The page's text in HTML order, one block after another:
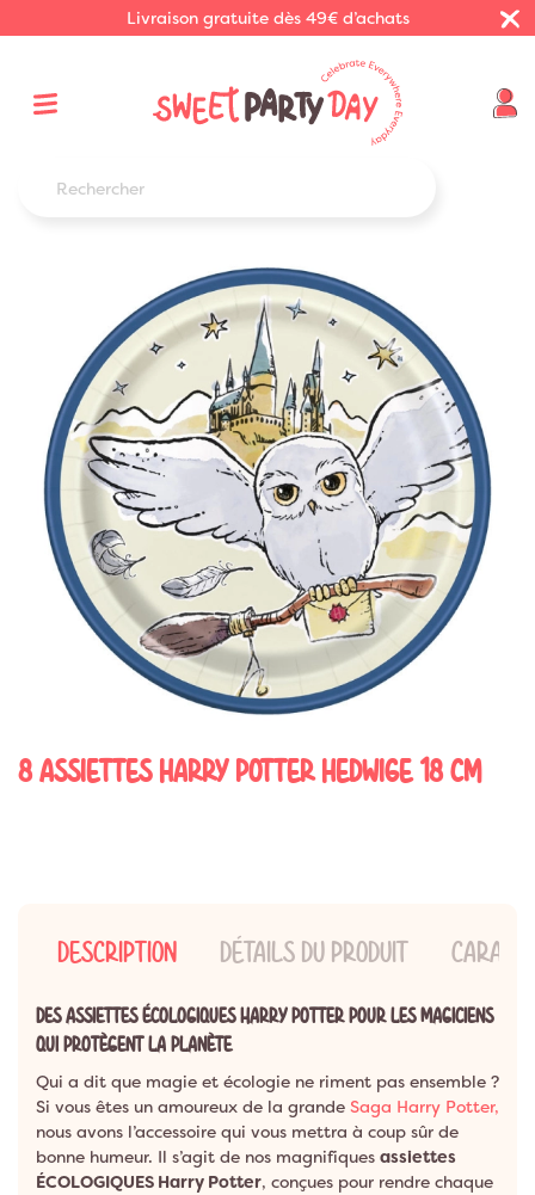
Livraison gratuite dès 49€ d’achats
8 ASSIETTES HARRY POTTER HEDWIGE 18 CM
DESCRIPTION DÉTAILS DU PRODUIT
DES ASSIETTES ÉCOLOGIQUES HARRY POTTER POUR LES MAGICIENS
QUI PROTÈGENT LA PLANÈTE
Qui a dit que magie et écologie ne riment pas ensemble ?
Si vous êtes un amoureux de la grande Saga Harry Potter,
nous avons l’accessoire qui vous mettra à coup sûr de
bonne humeur. Il s’agit de nos magnifiques assiettes
ÉCOLOGIQUES Harry Potter, conçues pour rendre chaque